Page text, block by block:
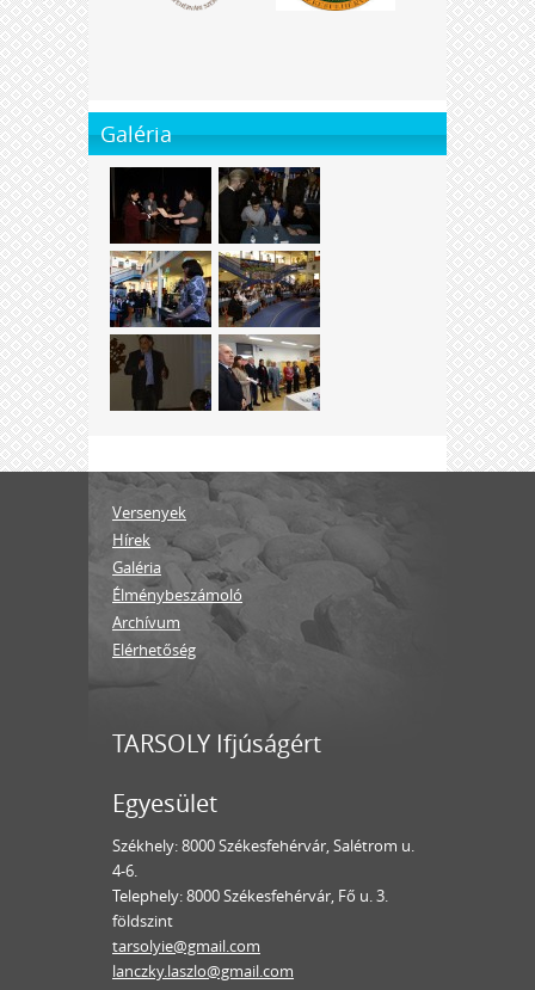
Galéria
Versenyek
Hírek
Galéria
Élménybeszámoló
Archívum
Elérhetőség
TARSOLY Ifjúságért
Egyesület
Székhely: 8000 Székesfehérvár, Salétrom u.
4-6.
Telephely: 8000 Székesfehérvár, Fő u. 3.
földszint
tarsolyie@gmail.com
lanczky.laszlo@gmail.com